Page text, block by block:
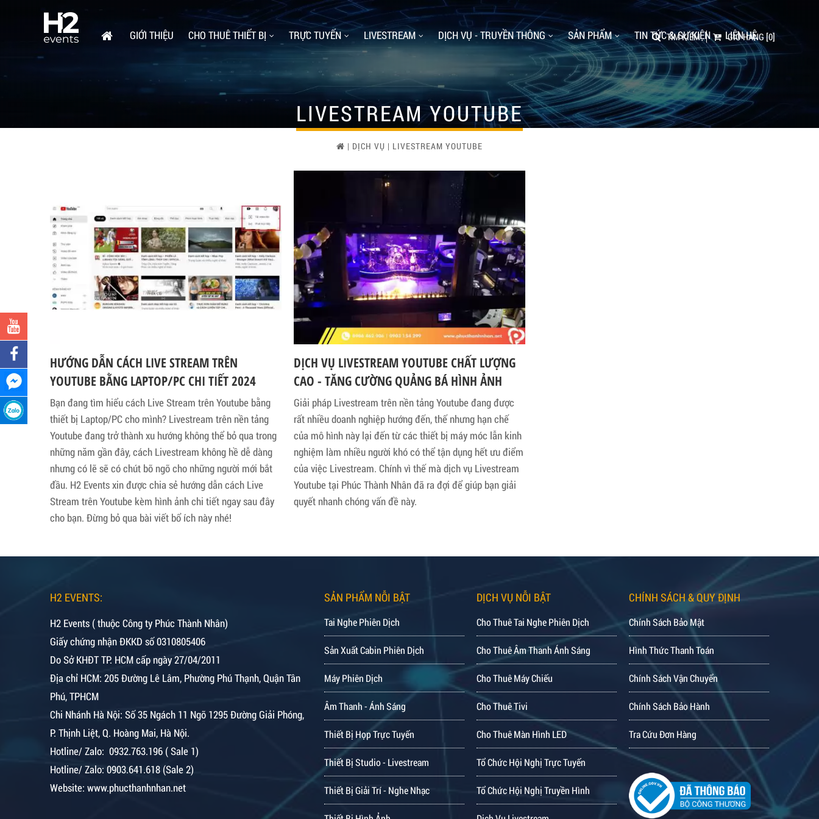
GIỚI THIỆU CHO THUÊ THIẾT BỊ TRỰC TUYẾN LIVESTREAM DỊCH VỤ - TRUYỀN THÔNG SẢN PHẨM TIN TỨC & SỰ KIỆN LIÊN HỆ
GIỎ HÀNG[0]
TÌM KIẾM
LIVESTREAM YOUTUBE
| DỊCH VỤ | LIVESTREAM YOUTUBE
HƯỚNG DẪN CÁCH LIVE STREAM TRÊN
YOUTUBE BẰNG LAPTOP/PC CHI TIẾT 2024
Bạn đang tìm hiểu cách Live Stream trên Youtube bằng
thiết bị Laptop/PC cho mình? Livestream trên nền tảng
Youtube đang trở thành xu hướng không thể bỏ qua trong
những năm gần đây, cách Livestream không hề dễ dàng
nhưng có lẽ sẽ có chút bỡ ngỡ cho những người mới bắt
đầu. H2 Events xin được chia sẻ hướng dẫn cách Live
Stream trên Youtube kèm hình ảnh chi tiết ngay sau đây
cho bạn. Đừng bỏ qua bài viết bổ ích này nhé!
DỊCH VỤ LIVESTREAM YOUTUBE CHẤT LƯỢNG
CAO - TĂNG CƯỜNG QUẢNG BÁ HÌNH ẢNH
Giải pháp Livestream trên nền tảng Youtube đang được
rất nhiều doanh nghiệp hướng đến, thế nhưng hạn chế
của mô hình này lại đến từ các thiết bị máy móc lẫn kinh
nghiệm làm nhiều người khó có thể tận dụng hết ưu điểm
của việc Livestream. Chính vì thế mà dịch vụ Livestream
Youtube tại Phúc Thành Nhân đã ra đợi để giúp bạn giải
quyết nhanh chóng vấn đề này.
H2 EVENTS:
H2 Events ( thuộc Công ty Phúc Thành Nhân)
Giấy chứng nhận ĐKKD số 0310805406
Do Sở KHĐT TP. HCM cấp ngày 27/04/2011
Địa chỉ HCM: 205 Đường Lê Lâm, Phường Phú Thạnh, Quận Tân
Phú, TPHCM
Chi Nhánh Hà Nội: Số 35 Ngách 11 Ngõ 1295 Đường Giải Phóng,
P. Thịnh Liệt, Q. Hoàng Mai, Hà Nội.
Hotline/ Zalo: 0932.763.196 ( Sale 1)
Hotline/ Zalo: 0903.641.618 (Sale 2)
Website: www.phucthanhnhan.net
SẢN PHẨM NỖI BẬT
Tai Nghe Phiên Dịch
Sản Xuất Cabin Phiên Dịch
Máy Phiên Dịch
Âm Thanh - Ánh Sáng
Thiết Bị Họp Trực Tuyến
Thiết Bị Studio - Livestream
Thiết Bị Giải Trí - Nghe Nhạc
DỊCH VỤ NỖI BẬT
Cho Thuê Tai Nghe Phiên Dịch
Cho Thuê Âm Thanh Ánh Sáng
Cho Thuê Máy Chiếu
Cho Thuê Tivi
Cho Thuê Màn Hình LED
Tổ Chức Hội Nghị Trực Tuyến
Tổ Chức Hội Nghị Truyền Hình
CHÍNH SÁCH & QUY ĐỊNH
Chính Sách Bảo Mật
Hình Thức Thanh Toán
Chính Sách Vận Chuyển
Chính Sách Bảo Hành
Tra Cứu Đơn Hàng